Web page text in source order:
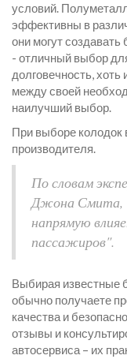
условий.
эффективны в
они могут
- отличный выбор
долговечность,
между своей
наилучший выбор.
При выборе колодок
производителя.
По словам
Джона Смита,
напрямую
пассажиров".
Выбирая известные
обычно получаете
качества и
отзывы и
автосервиса – их